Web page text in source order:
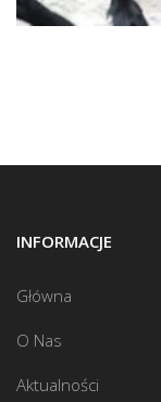
INFORMACJE
Główna
O Nas
Aktualności